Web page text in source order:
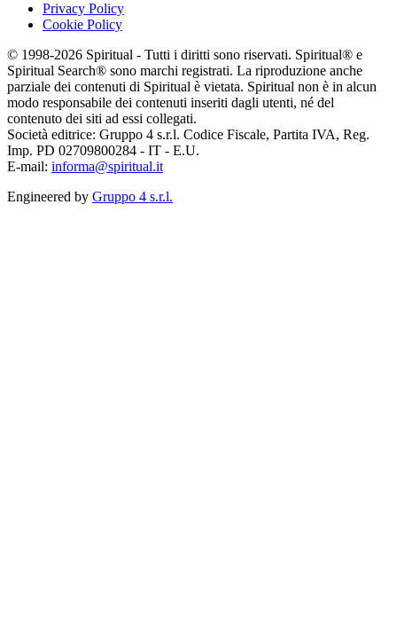
Privacy Policy
Cookie Policy
© 1998-2026 Spiritual - Tutti i diritti sono riservati. Spiritual® e
Spiritual Search® sono marchi registrati. La riproduzione anche
parziale dei contenuti di Spiritual è vietata. Spiritual non è in alcun
modo responsabile dei contenuti inseriti dagli utenti, né del
contenuto dei siti ad essi collegati.
Società editrice: Gruppo 4 s.r.l. Codice Fiscale, Partita IVA, Reg.
Imp. PD 02709800284 - IT - E.U.
E-mail: informa@spiritual.it
Engineered by Gruppo 4 s.r.l.